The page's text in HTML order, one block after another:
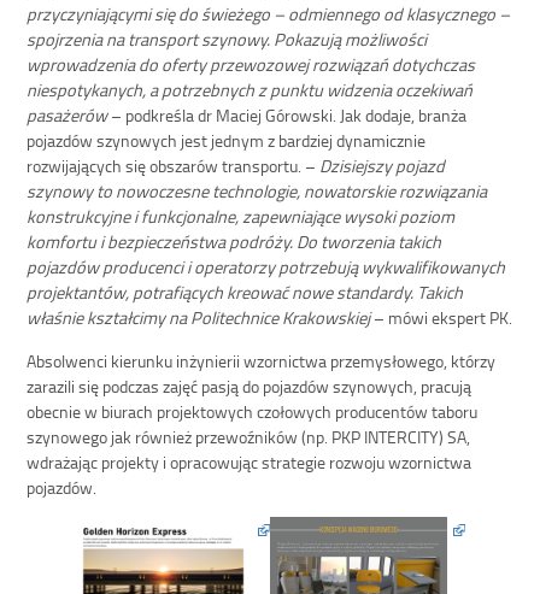
przyczyniającymi się do świeżego – odmiennego od klasycznego –
spojrzenia na transport szynowy. Pokazują możliwości
wprowadzenia do oferty przewozowej rozwiązań dotychczas
niespotykanych, a potrzebnych z punktu widzenia oczekiwań
pasażerów– podkreśla dr Maciej Górowski. Jak dodaje, branża
pojazdów szynowych jest jednym z bardziej dynamicznie
rozwijających się obszarów transportu. – Dzisiejszy pojazd
szynowy to nowoczesne technologie, nowatorskie rozwiązania
konstrukcyjne i funkcjonalne, zapewniające wysoki poziom
komfortu i bezpieczeństwa podróży. Do tworzenia takich
pojazdów producenci i operatorzy potrzebują wykwalifikowanych
projektantów, potrafiących kreować nowe standardy. Takich
właśnie kształcimy na Politechnice Krakowskiej– mówi ekspert PK.
Absolwenci kierunku inżynierii wzornictwa przemysłowego, którzy
zarazili się podczas zajęć pasją do pojazdów szynowych, pracują
obecnie w biurach projektowych czołowych producentów taboru
szynowego jak również przewoźników (np. PKP INTERCITY) SA,
wdrażając projekty i opracowując strategie rozwoju wzornictwa
pojazdów.